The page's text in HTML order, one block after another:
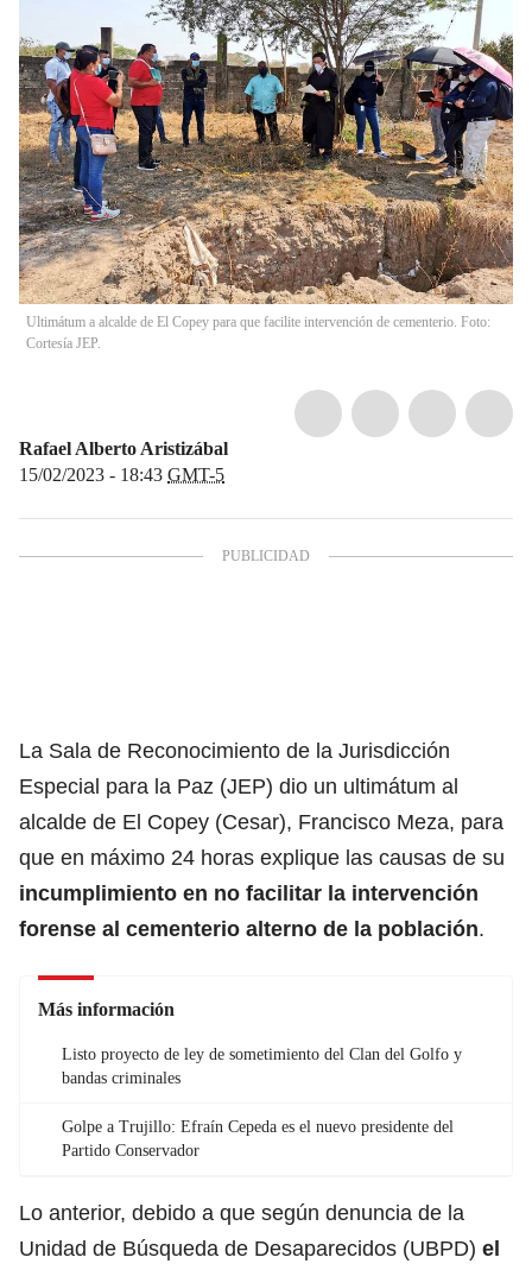
Ultimátum a alcalde de El Copey para que facilite intervención de cementerio. Foto:
Cortesía JEP.
Rafael Alberto Aristizábal
15/02/2023 - 18:43 GMT-5
La Sala de Reconocimiento de la Jurisdicción
Especial para la Paz (JEP) dio un ultimátum al
alcalde de El Copey (Cesar), Francisco Meza, para
que en máximo 24 horas explique las causas de su
incumplimiento en no facilitar la intervención
forense al cementerio alterno de la población.
Más información
Listo proyecto de ley de sometimiento del Clan del Golfo y
bandas criminales
Golpe a Trujillo: Efraín Cepeda es el nuevo presidente del
Partido Conservador
Lo anterior, debido a que según denuncia de la
Unidad de Búsqueda de Desaparecidos (UBPD) el